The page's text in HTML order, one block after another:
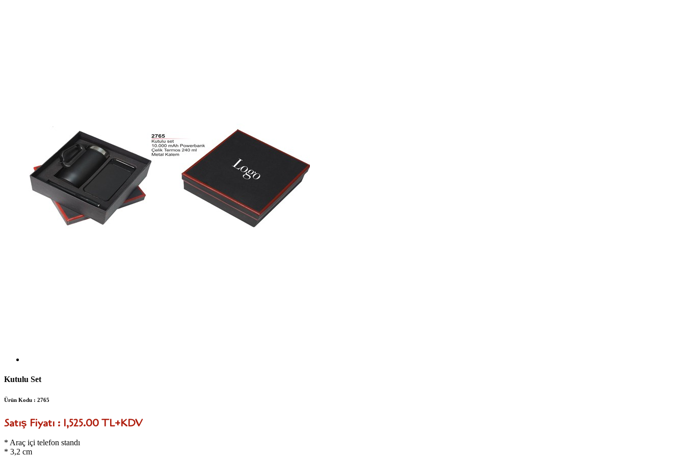
Kutulu Set
Ürün Kodu : 2765
Satış Fiyatı : 1,525.00 TL+KDV
* Araç içi telefon standı
* 3,2 cm